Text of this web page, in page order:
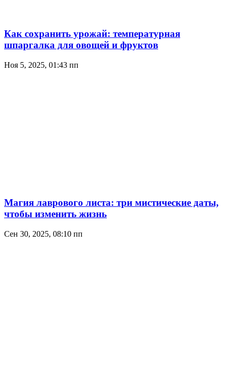
Как сохранить урожай: температурная
шпаргалка для овощей и фруктов
Ноя 5, 2025, 01:43 пп
Магия лаврового листа: три мистические даты,
чтобы изменить жизнь
Сен 30, 2025, 08:10 пп